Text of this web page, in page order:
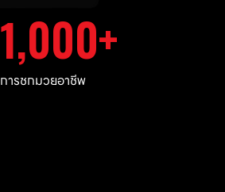
1,000
การชกมวยอาชีพ